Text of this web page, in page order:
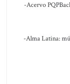
-Acervo
-Alma Latina: